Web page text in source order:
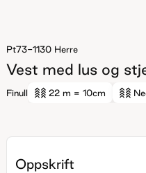
Pt73-1130 Herre
Vest med lus og
Finull 22 m = 10cm
Oppskrift